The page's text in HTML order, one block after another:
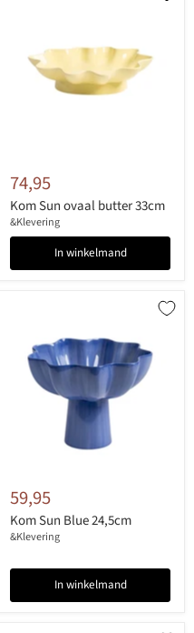
74,95
Kom Sun ovaal butter 33cm
&Klevering
In winkelmand
59,95
Kom Sun Blue 24,5cm
&Klevering
In winkelmand